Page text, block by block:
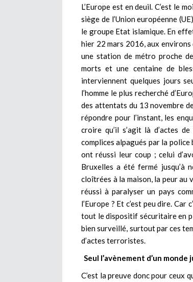
L’Europe est en deuil. C’est le
siège de l’Union européenne
le groupe Etat islamique. En
hier 22 mars 2016, aux environs
une station de métro proche
morts et une centaine de
interviennent quelques jours
l’homme le plus recherché
des attentats du 13 novembre
répondre pour l’instant, les
croire qu’il s’agit là d’actes
complices alpagués par la
ont réussi leur coup ; celui
Bruxelles a été fermé jusqu’à
cloîtrées à la maison, la peur au
réussi à paralyser un pays
l’Europe ? Et c’est peu dire.
tout le dispositif sécuritaire en
bien surveillé, surtout par ces
d’actes terroristes.
Seul l’avènement d’un
C’est la preuve donc pour ceux